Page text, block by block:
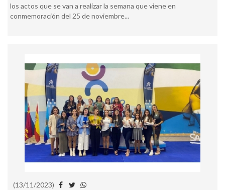
los actos que se van a realizar la semana que viene en
conmemoración del 25 de noviembre...
(13/11/2023)